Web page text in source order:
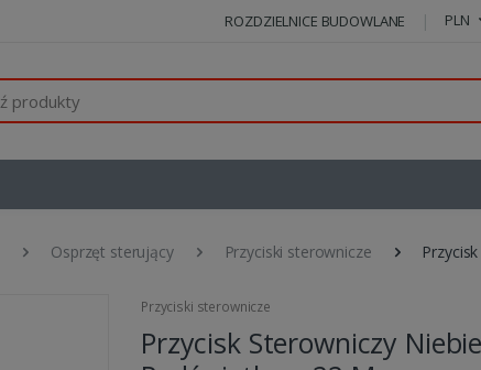
ROZDZIELNICE BUDOWLANE PLN
Osprzęt sterujący Przyciski sterownicze
Przyciski sterownicze
Przycisk Sterowniczy